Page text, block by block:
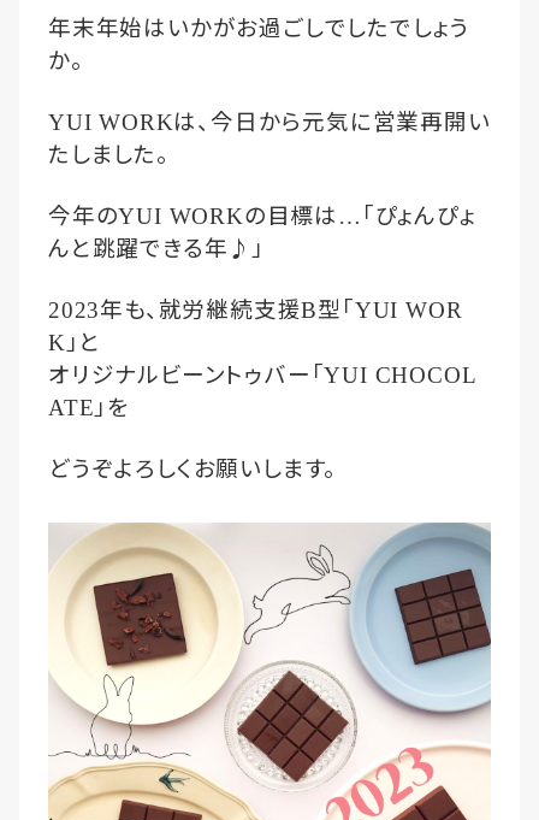
年末年始はいかがお過ごしでしたでしょう
か。
YUI WORKは、今日から元気に営業再開い
たしました。
今年のYUI WORKの目標は … 「ぴょんぴょ
んと跳躍できる年♪」
2023年も、就労継続支援B型「YUI WOR
K」と
オリジナルビーントゥバー「YUI CHOCOL
ATE」を
どうぞよろしくお願いします。